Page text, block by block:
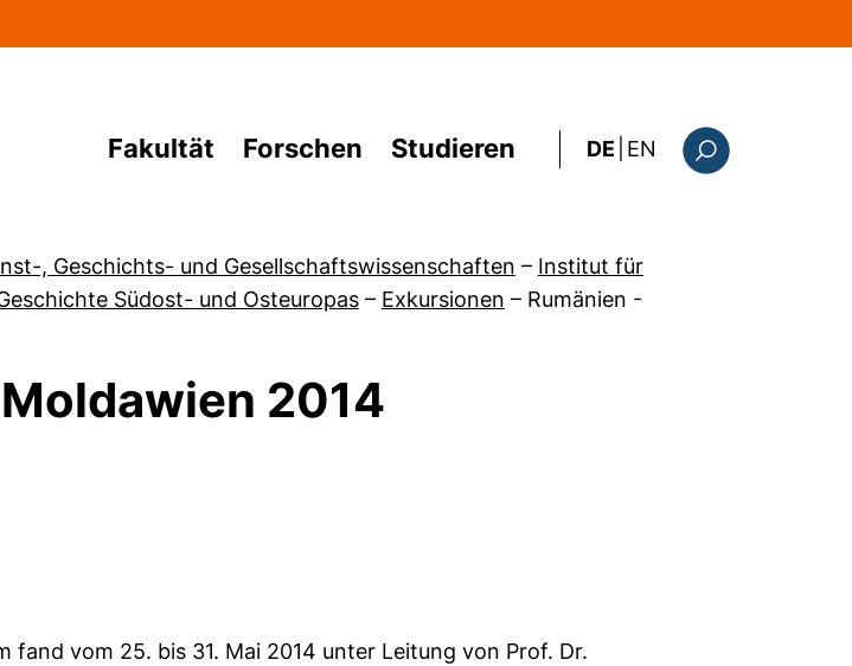
Fakultät Forschen Studieren DE EN : the current page
, Geschichts- und Gesellschaftswissenschaften – Institut für
Südost- und Osteuropas – Exkursionen – Rumänien -
2014
fand vom 25. bis 31. Mai 2014 unter Leitung von Prof. Dr.